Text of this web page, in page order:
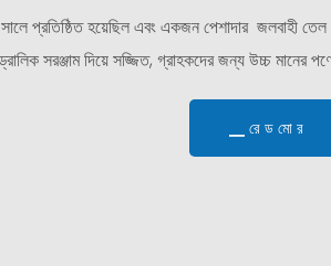
প্রতিষ্ঠিত হয়েছিল এবং একজন পেশাদার জলবাহী
সরঞ্জাম দিয়ে সজ্জিত, গ্রাহকদের জন্য উচ্চ মানের
▁ রে ড মো র